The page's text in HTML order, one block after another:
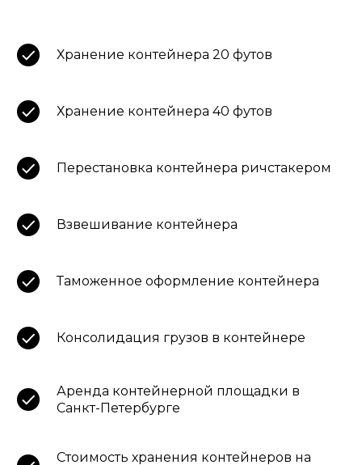
Хранение контейнера 20 футов
Хранение контейнера 40 футов
Перестановка контейнера ричстакером
Взвешивание контейнера
Таможенное оформление контейнера
Консолидация грузов в контейнере
Аренда контейнерной площадки в
Санкт-Петербурге
Стоимость хранения контейнеров на